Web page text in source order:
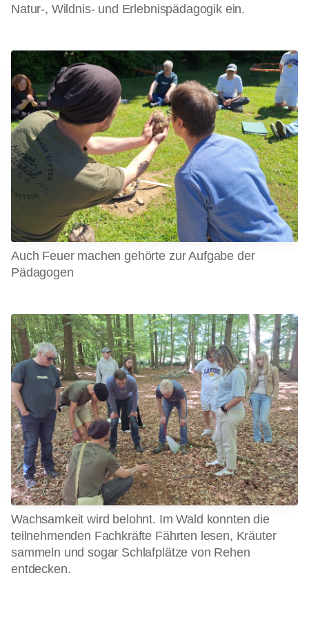
Natur-, Wildnis- und Erlebnispädagogik ein.
Auch Feuer machen gehörte zur Aufgabe der
Pädagogen
Wachsamkeit wird belohnt. Im Wald konnten die
teilnehmenden Fachkräfte Fährten lesen, Kräuter
sammeln und sogar Schlafplätze von Rehen
entdecken.